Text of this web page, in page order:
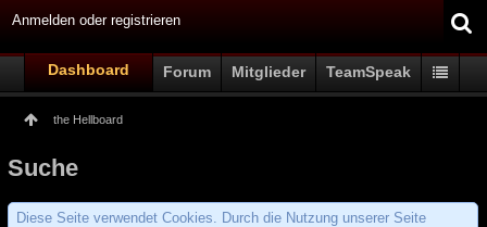
Anmelden oder registrieren
Dashboard Forum Mitglieder TeamSpeak
the Hellboard
Suche
Diese Seite verwendet Cookies. Durch die Nutzung unserer Seite